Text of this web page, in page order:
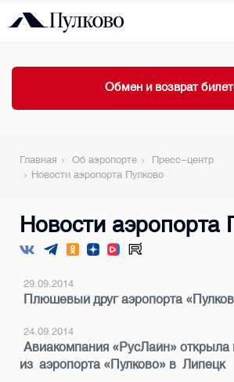
Обмен и возврат
Главная Об аэропорте
Пресс-центр
Новости аэропорта Пулково
Новости аэропорта
29.09.2014
Плюшевый друг аэропорта
24.09.2014
Авиакомпания «РусЛайн»
из аэропорта «Пулково» в Липецк